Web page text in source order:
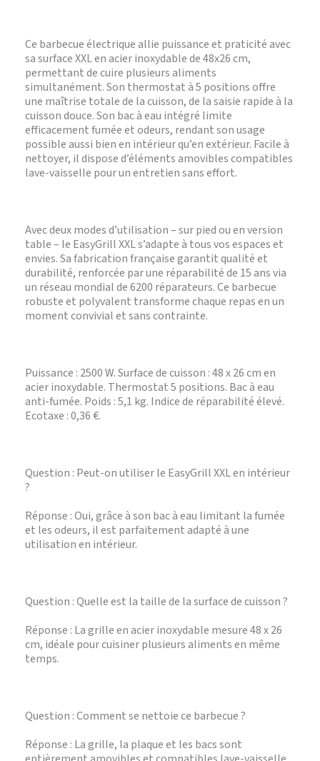
Ce barbecue électrique allie puissance et praticité avec
sa surface XXL en acier inoxydable de 48x26 cm,
permettant de cuire plusieurs aliments
simultanément. Son thermostat à 5 positions offre
une maîtrise totale de la cuisson, de la saisie rapide à la
cuisson douce. Son bac à eau intégré limite
efficacement fumée et odeurs, rendant son usage
possible aussi bien en intérieur qu’en extérieur. Facile à
nettoyer, il dispose d’éléments amovibles compatibles
lave-vaisselle pour un entretien sans effort.
Avec deux modes d’utilisation – sur pied ou en version
table – le EasyGrill XXL s’adapte à tous vos espaces et
envies. Sa fabrication française garantit qualité et
durabilité, renforcée par une réparabilité de 15 ans via
un réseau mondial de 6200 réparateurs. Ce barbecue
robuste et polyvalent transforme chaque repas en un
moment convivial et sans contrainte.
Puissance : 2500 W. Surface de cuisson : 48 x 26 cm en
acier inoxydable. Thermostat 5 positions. Bac à eau
anti-fumée. Poids : 5,1 kg. Indice de réparabilité élevé.
Ecotaxe : 0,36 €.
Question : Peut-on utiliser le EasyGrill XXL en intérieur
?
Réponse : Oui, grâce à son bac à eau limitant la fumée
et les odeurs, il est parfaitement adapté à une
utilisation en intérieur.
Question : Quelle est la taille de la surface de cuisson ?
Réponse : La grille en acier inoxydable mesure 48 x 26
cm, idéale pour cuisiner plusieurs aliments en même
temps.
Question : Comment se nettoie ce barbecue ?
Réponse : La grille, la plaque et les bacs sont